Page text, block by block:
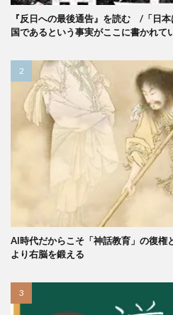
『反日への最後通告』を読む /「日
国であるという事実がここに書かれて
AI時代だからこそ「神話教育」の復
より右脳を鍛える